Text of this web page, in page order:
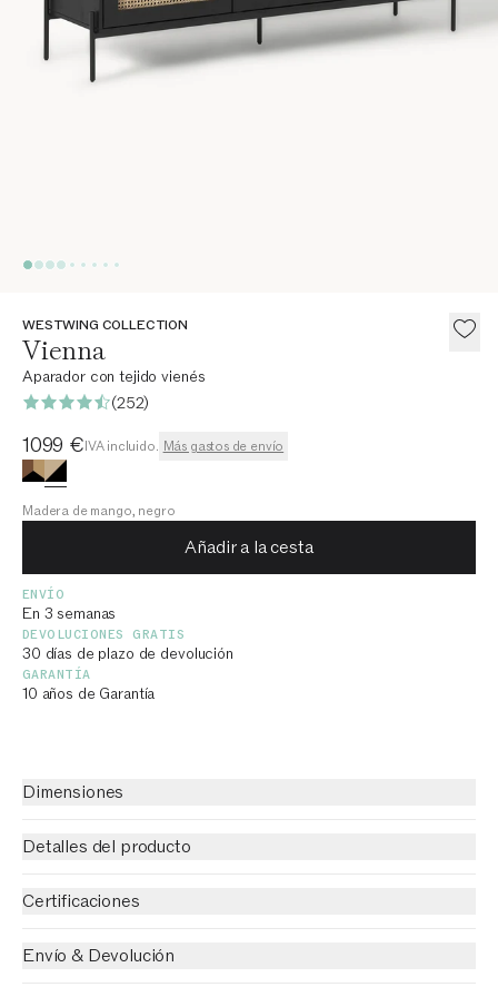
WESTWING COLLECTION
Vienna
Aparador con tejido vienés
(252)
Precio actual
1099 €IVA incluido. Más gastos de envío
Madera de mango, negro
Añadir a la cesta
ENVÍO
En 3 semanas
DEVOLUCIONES GRATIS
30 días de plazo de devolución
GARANTÍA
10 años de Garantía
Dimensiones
Detalles del producto
Certificaciones
Envío & Devolución